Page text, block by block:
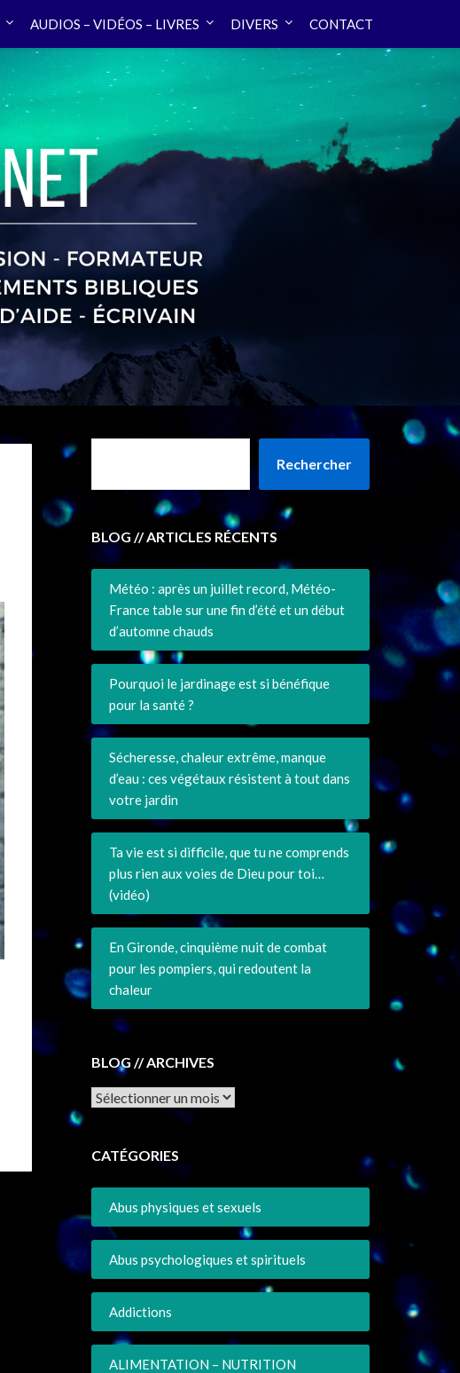
AUDIOS – VIDÉOS – LIVRES DIVERS CONTACT
Rechercher
BLOG // ARTICLES RÉCENTS
Météo : après un juillet record, Météo-
France table sur une fin d’été et un début
d’automne chauds
Pourquoi le jardinage est si bénéfique
pour la santé ?
Sécheresse, chaleur extrême, manque
d’eau : ces végétaux résistent à tout dans
votre jardin
Ta vie est si difficile, que tu ne comprends
plus rien aux voies de Dieu pour toi…
(vidéo)
En Gironde, cinquième nuit de combat
pour les pompiers, qui redoutent la
chaleur
BLOG // ARCHIVES
Archives
CATÉGORIES
Abus physiques et sexuels
Abus psychologiques et spirituels
Addictions
ALIMENTATION – NUTRITION